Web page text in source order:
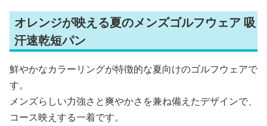
オレンジが映える夏のメンズゴルフウェア 吸
汗速乾短パン
鮮やかなカラーリングが特徴的な夏向けのゴルフウェアで
す。
メンズらしい力強さと爽やかさを兼ね備えたデザインで、
コース映えする一着です。